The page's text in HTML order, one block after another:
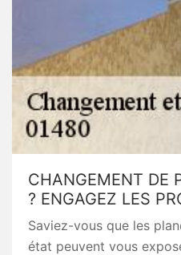
CHANGEMENT DE
? ENGAGEZ LES
Saviez-vous que les
état peuvent vous